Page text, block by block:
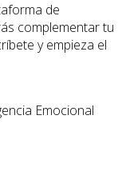
de
complementar tu
y empieza el
Emocional